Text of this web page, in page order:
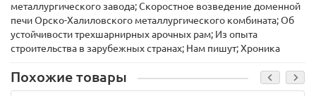
металлургического завода; Скоростное возведение доменной
печи Орско-Халиловского металлургического комбината; Об
устойчивости трехшарнирных арочных рам; Из опыта
строительства в зарубежных странах; Нам пишут; Хроника
Похожие товары